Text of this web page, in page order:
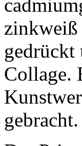
zinkweiß
gedrückt
Collage.
gebracht.